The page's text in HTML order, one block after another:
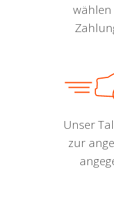
Unser
zur